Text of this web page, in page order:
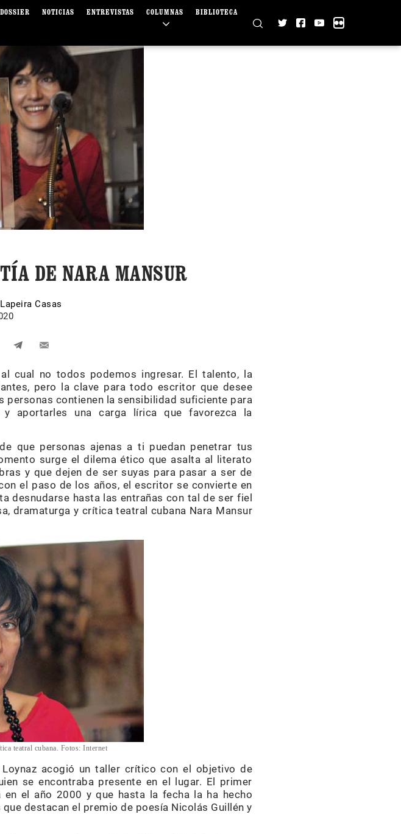
DOSSIER NOTICIAS ENTREVISTAS COLUMNAS BIBLIOTECA
DE NARA MANSUR
Casas
cual no todos podemos ingresar. El talento, la
pero la clave para todo escritor que desee
personas contienen la sensibilidad suficiente para
y aportarles una carga lírica que favorezca la
que personas ajenas a ti puedan penetrar tus
surge el dilema ético que asalta al literato
y que dejen de ser suyas para pasar a ser de
el paso de los años, el escritor se convierte en
desnudarse hasta las entrañas con tal de ser fiel
dramaturga y crítica teatral cubana Nara Mansur
teatral cubana. Fotos: Internet
acogió un taller crítico con el objetivo de
se encontraba presente en el lugar. El primer
el año 2000 y que hasta la fecha la ha hecho
destacan el premio de poesía Nicolás Guillén y